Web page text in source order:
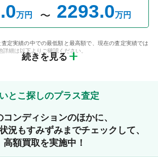
万円 2293.0万円
定実績の中での最低額と最高額で、現在の査定実績では
詳細は以下よりご確認ください。
続きを見る
とこ探しのプラス査定
コンディションのほかに、
況もすみずみまでチェックして、
高額買取を実施中！